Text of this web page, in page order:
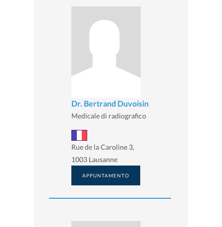
Dr. Bertrand Duvoisin
Medicale di radiografico
Rue de la Caroline 3,
1003 Lausanne
APPUNTAMENTO